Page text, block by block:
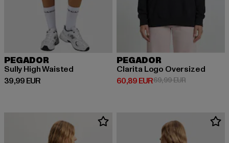
PEGADOR
Sully High Waisted
39,99 EUR
Derzeitiger Preis: 39,99 EUR
PEGADOR
Clarita Logo Oversized
60,89 EUR
Derzeitiger Preis: 60,89 EUR
69,99 EURAktionspreis: